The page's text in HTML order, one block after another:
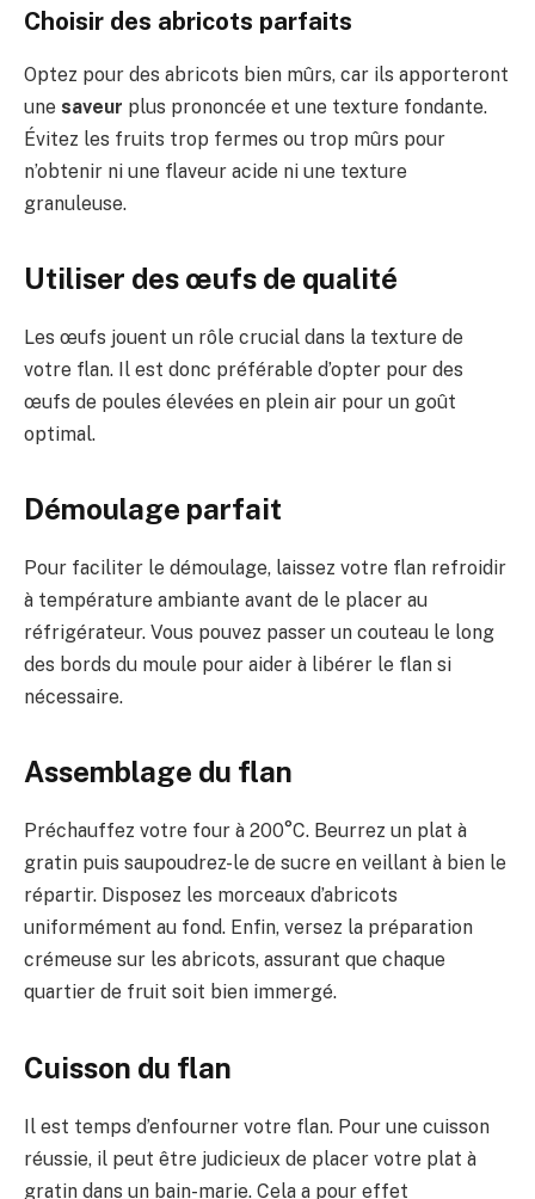
Choisir des abricots parfaits
Optez pour des abricots bien mûrs, car ils apporteront
une saveur plus prononcée et une texture fondante.
Évitez les fruits trop fermes ou trop mûrs pour
n’obtenir ni une flaveur acide ni une texture
granuleuse.
Utiliser des œufs de qualité
Les œufs jouent un rôle crucial dans la texture de
votre flan. Il est donc préférable d’opter pour des
œufs de poules élevées en plein air pour un goût
optimal.
Démoulage parfait
Pour faciliter le démoulage, laissez votre flan refroidir
à température ambiante avant de le placer au
réfrigérateur. Vous pouvez passer un couteau le long
des bords du moule pour aider à libérer le flan si
nécessaire.
Assemblage du flan
Préchauffez votre four à 200°C. Beurrez un plat à
gratin puis saupoudrez-le de sucre en veillant à bien le
répartir. Disposez les morceaux d’abricots
uniformément au fond. Enfin, versez la préparation
crémeuse sur les abricots, assurant que chaque
quartier de fruit soit bien immergé.
Cuisson du flan
Il est temps d’enfourner votre flan. Pour une cuisson
réussie, il peut être judicieux de placer votre plat à
gratin dans un bain-marie. Cela a pour effet